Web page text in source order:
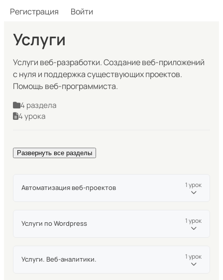
Регистрация Войти
Услуги
Услуги веб-разработки. Создание веб-приложений
с нуля и поддержка существующих проектов.
Помощь веб-программиста.
4 раздела
4 урока
Развернуть все разделы
Автоматизация веб-проектов 1 урок
Услуги по Wordpress
1 урок
Услуги. Веб-аналитики.
1 урок